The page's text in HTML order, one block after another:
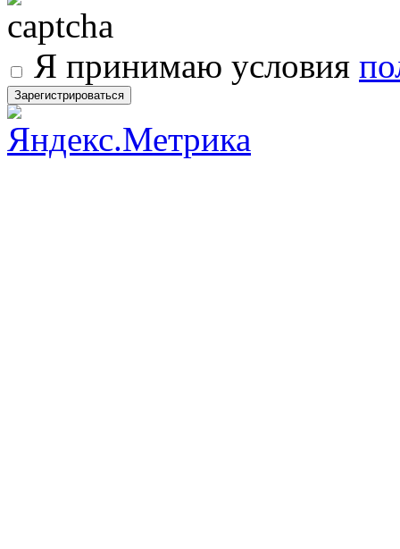
Я принимаю условия